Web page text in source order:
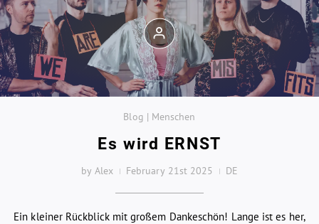
Blog | Menschen
Es wird ERNST
by Alex February 21st 2025 DE
Ein kleiner Rückblick mit großem Dankeschön! Lange ist es her,